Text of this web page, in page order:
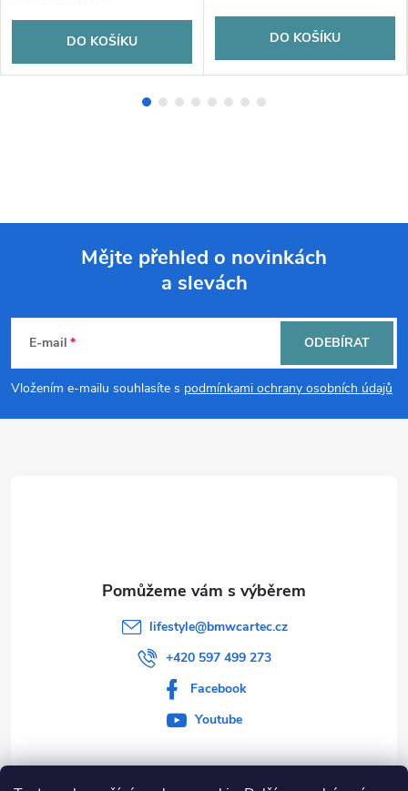
DO KOŠÍKU DO KOŠÍKU
p
Mějte přehled o novinkách
a slevách
E-mail
Vložením e-mailu souhlasíte s podmínkami ochrany osobních údajů
ODEBÍRAT
lifestyle@bmwcartec.cz
+420 597 499 273
Facebook
Youtube